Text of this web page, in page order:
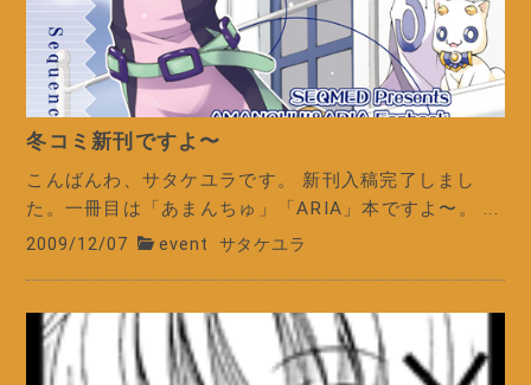
冬コミ新刊ですよ〜
こんばんわ、サタケユラです。 新刊入稿完了しまし
た。一冊目は「あまんちゅ」「ARIA」本ですよ〜。 ...
2009/12/07 event サタケユラ